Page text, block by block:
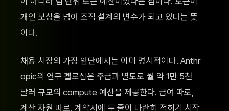
개인 보상을 넘어 조직 설계의 변수가 되고 있다는 뜻
이다.
채용 시장의 가장 앞단에서는 이미 명시적이다. Anthr
opic의 연구 펠로십은 주급과 별도로 월 약 1만 5천
달러 규모의 compute 예산을 제공한다. 급여 따로,
계산 자원 따로. 계약서에 두 줄이 나란히 적히기 시작